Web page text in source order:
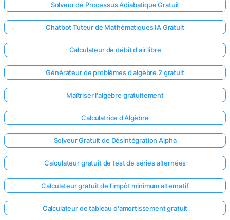
Solveur de Processus Adiabatique Gratuit
Chatbot Tuteur de Mathématiques IA Gratuit
Calculateur de débit d'air libre
Générateur de problèmes d'algèbre 2 gratuit
Maîtriser l'algèbre gratuitement
Calculatrice d'Algèbre
Solveur Gratuit de Désintégration Alpha
Calculateur gratuit de test de séries alternées
Calculateur gratuit de l'impôt minimum alternatif
Calculateur de tableau d'amortissement gratuit